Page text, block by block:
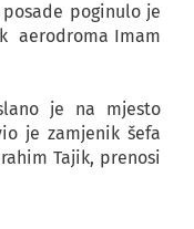
poginulo je
aerodroma Imam
je na mjesto
je zamjenik šefa
Tajik, prenosi